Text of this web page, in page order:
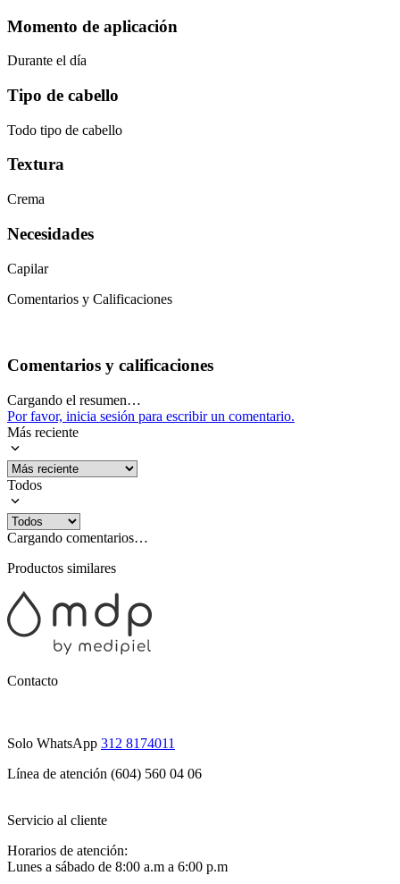
Momento de aplicación
Durante el día
Tipo de cabello
Todo tipo de cabello
Textura
Crema
Necesidades
Capilar
Comentarios y Calificaciones
Comentarios y calificaciones
Cargando el resumen…
Por favor, inicia sesión para escribir un comentario.
Más reciente
Todos
Cargando comentarios…
Productos similares
Contacto
Solo WhatsApp 312 8174011
Línea de atención (604) 560 04 06
Servicio al cliente
Horarios de atención:
Lunes a sábado de 8:00 a.m a 6:00 p.m